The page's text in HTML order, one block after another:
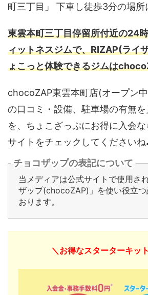
町三丁目」 下車し徒歩3分の場所
東雲本町三丁目停留所付近の24
ィットネスジムで、RIZAP(ライ
ょこっと体験できるジムは
chocoZAP東雲本町店(オープン
の口コミ・設備、駐車場の有無
を、ちょこざっぷにお得に入会
サイトをチェックしてください
チョコザップの表記について
当メディアは公式サイトで使用さ
ザップ(chocoZAP)」を使い役立つ
おります。
＼お得なスターターキッ